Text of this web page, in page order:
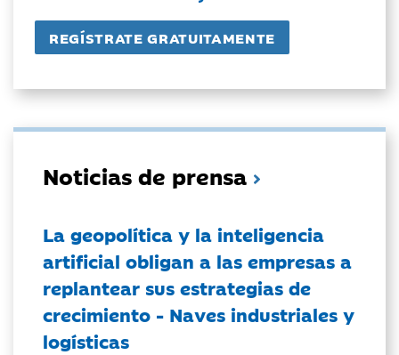
Noticias de prensa
La geopolítica y la inteligencia
artificial obligan a las empresas a
replantear sus estrategias de
crecimiento - Naves industriales y
logísticas